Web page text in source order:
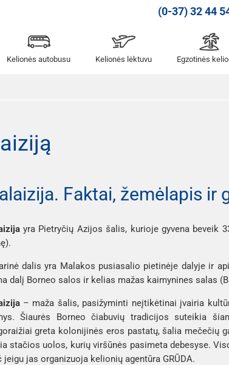
(0-37) 32 44
Kelionės autobusu Kelionės lėktuvu Egzotinės
Faktai, žemėlapis
yra Pietryčių Azijos šalis, kurioje gyvena beveik
dalis yra Malakos pusiasalio pietinėje dalyje ir
dalį Borneo salos ir kelias mažas kaimynines salas
– maža šalis, pasižyminti neįtikėtinai įvairia
Šiaurės Borneo čiabuvių tradicijos suteikia
greta kolonijinės eros pastatų, šalia mečečių
stačios uolos, kurių viršūnės pasimeta debesyse.
jeigu jas organizuoja kelionių agentūra GRŪDA.